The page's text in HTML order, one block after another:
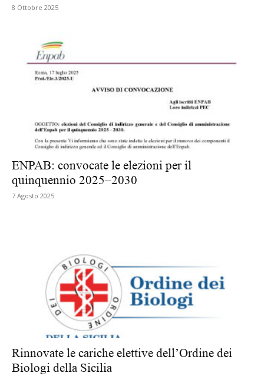
8 Ottobre 2025
ENPAB: convocate le elezioni per il
quinquennio 2025–2030
7 Agosto 2025
Rinnovate le cariche elettive dell’Ordine dei
Biologi della Sicilia